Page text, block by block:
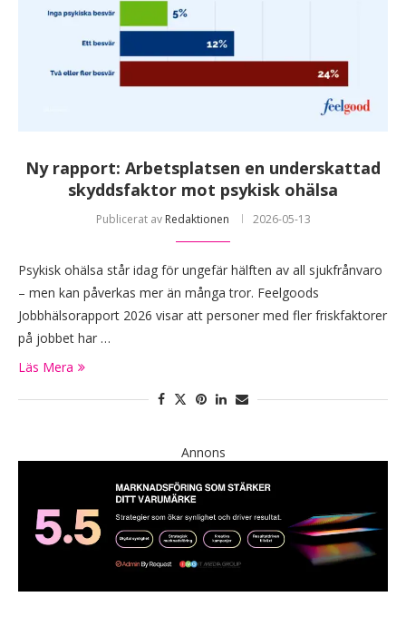
Ny rapport: Arbetsplatsen en underskattad
skyddsfaktor mot psykisk ohälsa
Publicerat av Redaktionen 2026-05-13
Psykisk ohälsa står idag för ungefär hälften av all sjukfrånvaro
– men kan påverkas mer än många tror. Feelgoods
Jobbhälsorapport 2026 visar att personer med fler friskfaktorer
på jobbet har …
Läs Mera
Annons